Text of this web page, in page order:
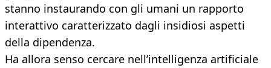
stanno instaurando con gli umani un rapporto
interattivo caratterizzato dagli insidiosi aspetti
della dipendenza.
Ha allora senso cercare nell’intelligenza artificiale